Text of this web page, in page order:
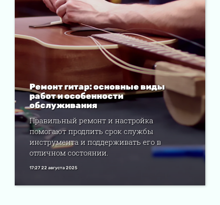
Ремонт гитар: основные виды
работ и особенности
обслуживания
Правильный ремонт и настройка
помогают продлить срок службы
инструмента и поддерживать его в
отличном состоянии.
17:27 22 августа 2025